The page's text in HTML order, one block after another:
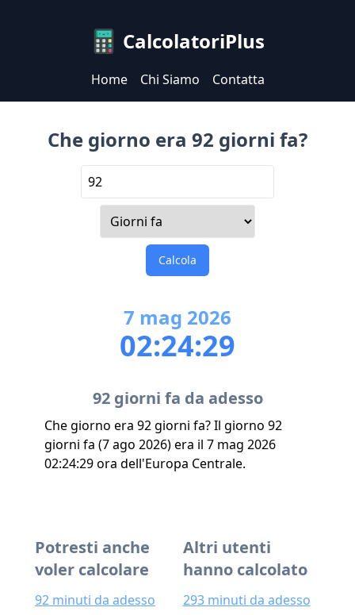
CalcolatoriPlus
Home Chi Siamo Contatta
Che giorno era 92 giorni fa?
Calcola
7 mag 2026
02:24:29
92 giorni fa da adesso
Che giorno era 92 giorni fa? Il giorno 92
giorni fa (7 ago 2026) era il 7 mag 2026
02:24:29 ora dell'Europa Centrale.
Potresti anche
voler calcolare
92 minuti da adesso
Altri utenti
hanno calcolato
293 minuti da adesso